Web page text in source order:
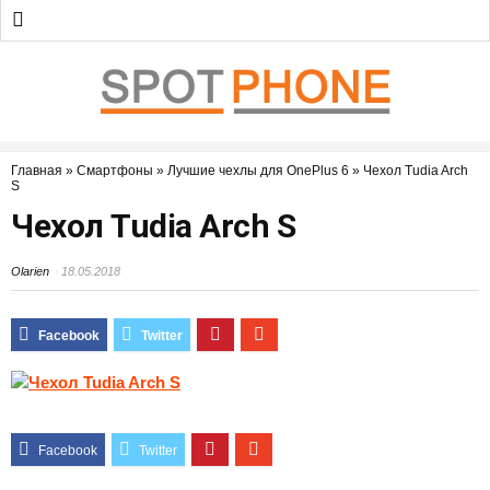
Главная » Смартфоны » Лучшие чехлы для OnePlus 6 » Чехол Tudia Arch
S
Чехол Tudia Arch S
Olarien 18.05.2018